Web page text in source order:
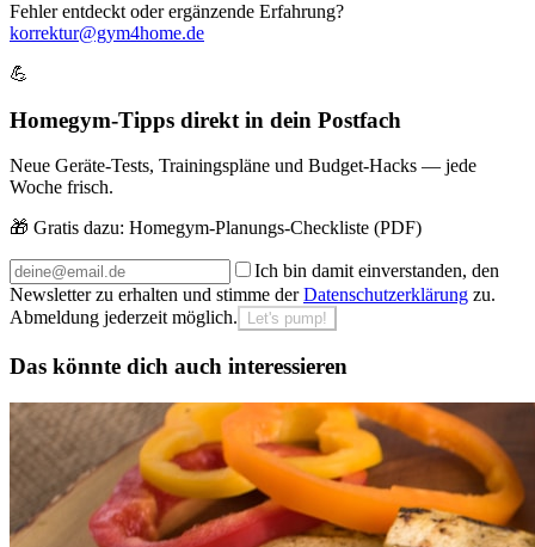
Fehler entdeckt oder ergänzende Erfahrung?
korrektur@gym4home.de
💪
Homegym-Tipps direkt in dein Postfach
Neue Geräte-Tests, Trainingspläne und Budget-Hacks — jede
Woche frisch.
🎁 Gratis dazu: Homegym-Planungs-Checkliste (PDF)
Ich bin damit einverstanden, den
Newsletter zu erhalten und stimme der Datenschutzerklärung zu.
Abmeldung jederzeit möglich.
Let's pump!
Das könnte dich auch interessieren